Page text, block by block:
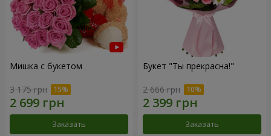
Мишка с букетом
3 175 грн
Заказать
Букет "Ты прекрасна!"
2 666 грн
Заказать